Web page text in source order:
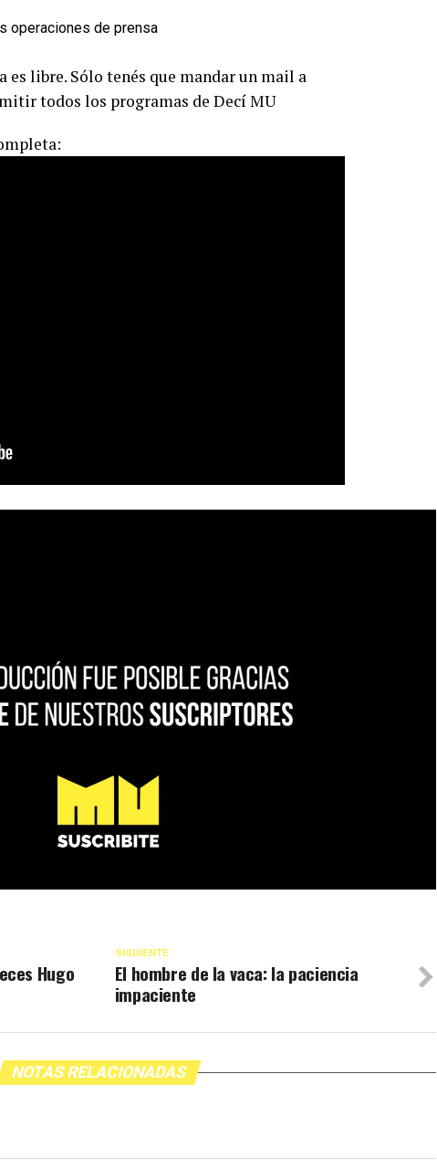
es libre. Sólo tenés que mandar un mail a
todos los programas de Decí MU
SIGUIENTE
El hombre de la vaca: la paciencia
impaciente
Hugo
NOTAS RELACIONADAS